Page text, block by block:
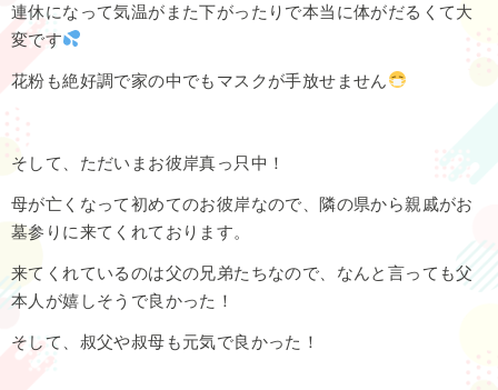
連休になって気温がまた下がったりで本当に体がだるくて大
変です
花粉も絶好調で家の中でもマスクが手放せません
そして、ただいまお彼岸真っ只中！
母が亡くなって初めてのお彼岸なので、隣の県から親戚がお
墓参りに来てくれております。
来てくれているのは父の兄弟たちなので、なんと言っても父
本人が嬉しそうで良かった！
そして、叔父や叔母も元気で良かった！